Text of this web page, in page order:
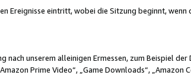
Ereignisse eintritt, wobei die Sitzung beginnt, wenn
unserem alleinigen Ermessen, zum Beispiel der
Prime Video“, „Game Downloads“, „Amazon